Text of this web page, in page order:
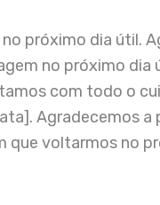
próximo dia útil.
no próximo
com todo o
Agradecemos a
que voltarmos no